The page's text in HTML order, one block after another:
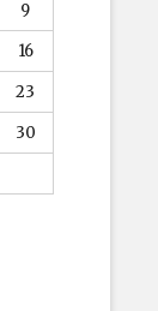
9
16
23
30